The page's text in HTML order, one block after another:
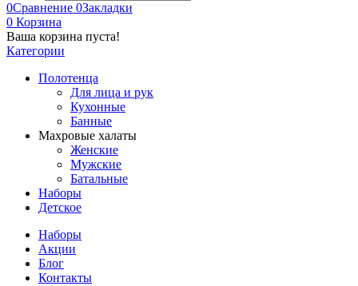
0Сравнение 0Закладки
0 Корзина
Ваша корзина пуста!
Категории
Полотенца
Для лица и рук
Кухонные
Банные
Махровые халаты
Женские
Мужские
Батальные
Наборы
Детское
Наборы
Акции
Блог
Контакты